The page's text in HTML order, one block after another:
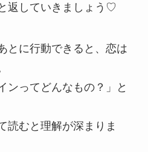
返していきましょう♡
とに行動できると、恋は
ンってどんなもの？」と
読むと理解が深まりま